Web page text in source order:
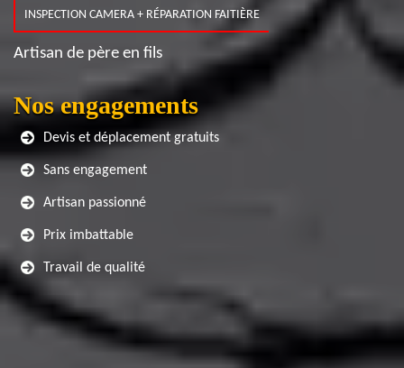
INSPECTION CAMERA + RÉPARATION FAITIÈRE
Artisan de père en fils
Nos engagements
Devis et déplacement gratuits
Sans engagement
Artisan passionné
Prix imbattable
Travail de qualité